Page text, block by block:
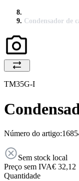
Condensador de
TM35G-I
Número do artigo:
Sem stock local
Preço sem IVA€ 32,12
Quantidade